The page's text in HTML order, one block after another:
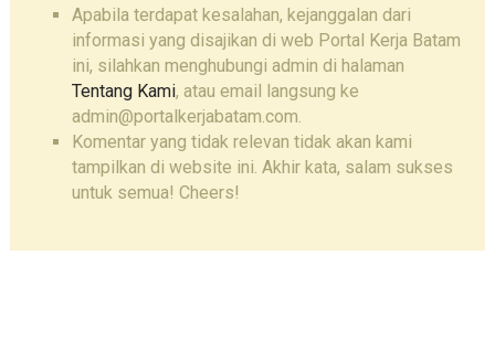
Apabila terdapat kesalahan, kejanggalan dari
informasi yang disajikan di web Portal Kerja Batam
ini, silahkan menghubungi admin di halaman
Tentang Kami, atau email langsung ke
admin@portalkerjabatam.com.
Komentar yang tidak relevan tidak akan kami
tampilkan di website ini. Akhir kata, salam sukses
untuk semua! Cheers!